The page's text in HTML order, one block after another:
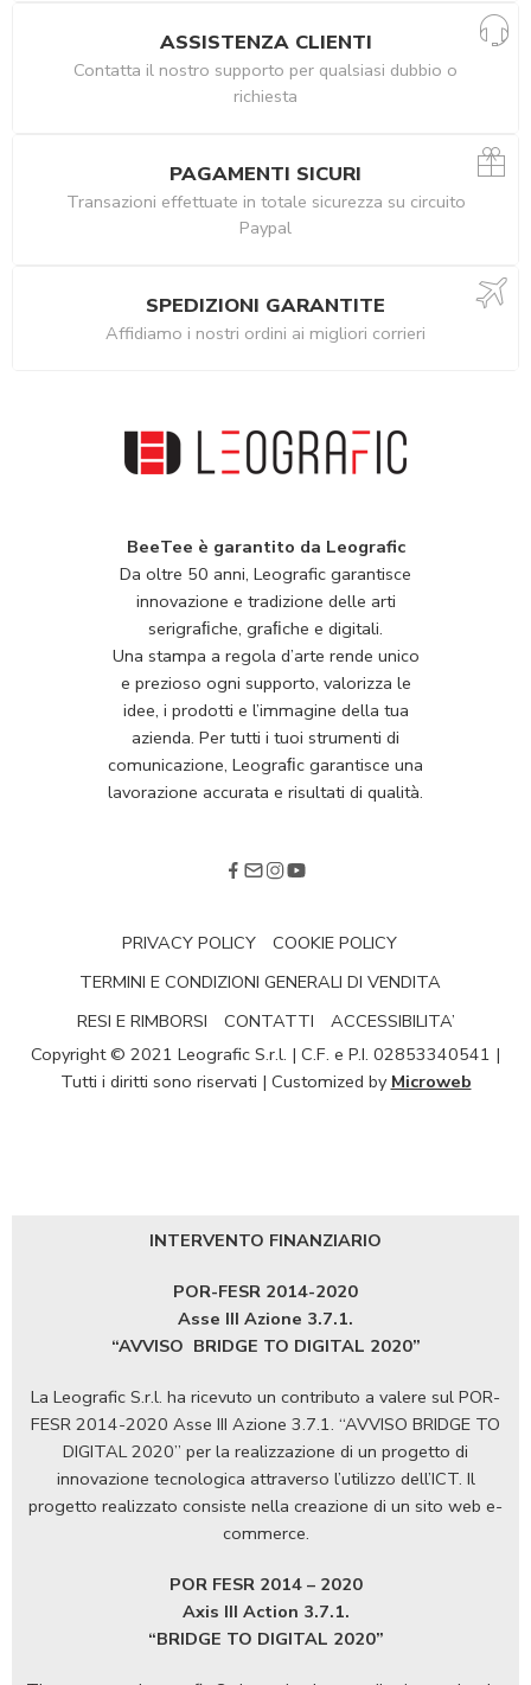
ASSISTENZA CLIENTI
Contatta il nostro supporto per qualsiasi dubbio o
richiesta
PAGAMENTI SICURI
Transazioni effettuate in totale sicurezza su circuito
Paypal
SPEDIZIONI GARANTITE
Affidiamo i nostri ordini ai migliori corrieri
BeeTee è garantito da Leografic
Da oltre 50 anni, Leografic garantisce
innovazione e tradizione delle arti
serigraﬁche, graﬁche e digitali.
Una stampa a regola d’arte rende unico
e prezioso ogni supporto, valorizza le
idee, i prodotti e l’immagine della tua
azienda. Per tutti i tuoi strumenti di
comunicazione, Leograﬁc garantisce una
lavorazione accurata e risultati di qualità.
PRIVACY POLICY
COOKIE POLICY
TERMINI E CONDIZIONI GENERALI DI VENDITA
RESI E RIMBORSI
CONTATTI
ACCESSIBILITA’
Copyright © 2021 Leografic S.r.l. | C.F. e P.I. 02853340541 |
Tutti i diritti sono riservati | Customized by Microweb
INTERVENTO FINANZIARIO
POR-FESR 2014-2020
Asse III Azione 3.7.1.
“AVVISO BRIDGE TO DIGITAL 2020”
La Leografic S.r.l. ha ricevuto un contributo a valere sul POR-
FESR 2014-2020 Asse III Azione 3.7.1. “AVVISO BRIDGE TO
DIGITAL 2020” per la realizzazione di un progetto di
innovazione tecnologica attraverso l’utilizzo dell’ICT. Il
progetto realizzato consiste nella creazione di un sito web e-
commerce.
POR FESR 2014 – 2020
Axis III Action 3.7.1.
“BRIDGE TO DIGITAL 2020”